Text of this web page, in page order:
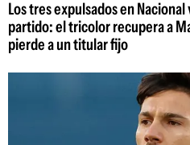
Los tres expulsados en
partido: el tricolor recupera a
pierde a un titular fijo